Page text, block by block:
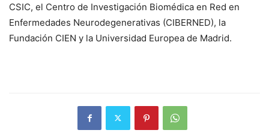
CSIC, el Centro de Investigación Biomédica en Red en
Enfermedades Neurodegenerativas (CIBERNED), la
Fundación CIEN y la Universidad Europea de Madrid.